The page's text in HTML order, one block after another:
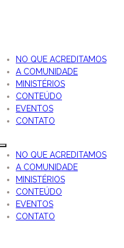
NO QUE ACREDITAMOS
A COMUNIDADE
MINISTÉRIOS
CONTEÚDO
EVENTOS
CONTATO
NO QUE ACREDITAMOS
A COMUNIDADE
MINISTÉRIOS
CONTEÚDO
EVENTOS
CONTATO